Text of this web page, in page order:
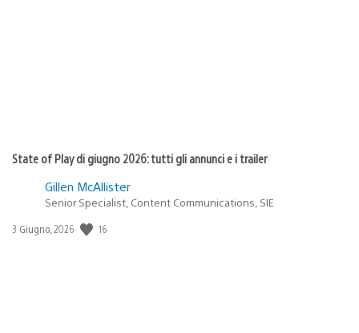
State of Play di giugno 2026: tutti gli annunci e i trailer
Gillen McAllister
Senior Specialist, Content Communications, SIE
Data
3 Giugno, 2026 16